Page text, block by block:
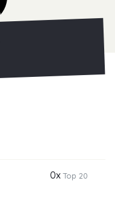
0xTop 20